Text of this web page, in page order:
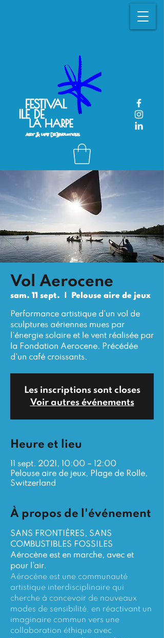
Vol Aerocene
sam. 11 sept.
  |
Pelouse aire de jeux
Performance artistique d'un vol de
sculptures aériennes mues par
l'énergie solaire et le vent réalisée par
la Fondation Aerocene. Précédée
d'un café croissants.
Les inscriptions sont closes
Voir autres événements
Heure et lieu
11 sept. 2021, 10:00 – 12:00
Pelouse aire de jeux, Plage de Rolle,
Switzerland
À propos de l'événement
SANS FRONTIÈRES, SANS
COMBUSTIBLES FOSSILES
Aérocène est en marche, avec et
pour l'air.
Aérocène est une communauté
artistique interdisciplinaire qui
cherche à concevoir de nouveaux
modes de sensibilité, en réactivant un
imaginaire commun vers une
collaboration éthique avec